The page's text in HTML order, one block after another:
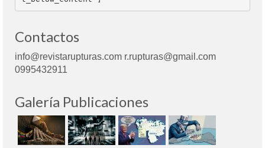
Contactos
info@revistarupturas.com r.rupturas@gmail.com
0995432911
Galería Publicaciones